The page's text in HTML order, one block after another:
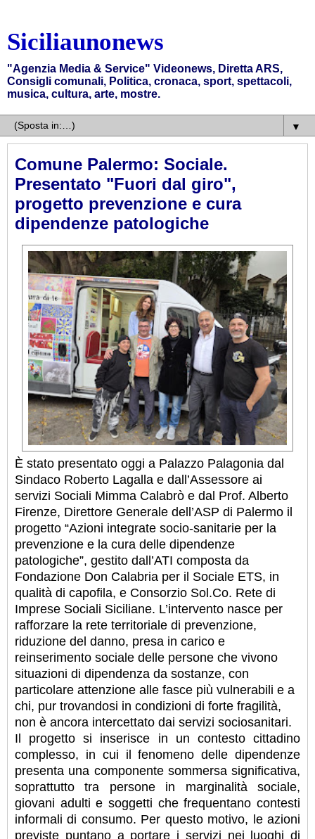
Siciliaunonews
"Agenzia Media & Service" Videonews, Diretta ARS,
Consigli comunali, Politica, cronaca, sport, spettacoli,
musica, cultura, arte, mostre.
▼
Comune Palermo: Sociale.
Presentato "Fuori dal giro",
progetto prevenzione e cura
dipendenze patologiche
È stato presentato oggi a Palazzo Palagonia dal
Sindaco Roberto Lagalla e dall’Assessore ai
servizi Sociali Mimma Calabrò e dal Prof. Alberto
Firenze, Direttore Generale dell’ASP di Palermo il
progetto “Azioni integrate socio-sanitarie per la
prevenzione e la cura delle dipendenze
patologiche”, gestito dall’ATI composta da
Fondazione Don Calabria per il Sociale ETS, in
qualità di capofila, e Consorzio Sol.Co. Rete di
Imprese Sociali Siciliane. L’intervento nasce per
rafforzare la rete territoriale di prevenzione,
riduzione del danno, presa in carico e
reinserimento sociale delle persone che vivono
situazioni di dipendenza da sostanze, con
particolare attenzione alle fasce più vulnerabili e a
chi, pur trovandosi in condizioni di forte fragilità,
non è ancora intercettato dai servizi sociosanitari.
Il progetto si inserisce in un contesto cittadino
complesso, in cui il fenomeno delle dipendenze
presenta una componente sommersa significativa,
soprattutto tra persone in marginalità sociale,
giovani adulti e soggetti che frequentano contesti
informali di consumo. Per questo motivo, le azioni
previste puntano a portare i servizi nei luoghi di